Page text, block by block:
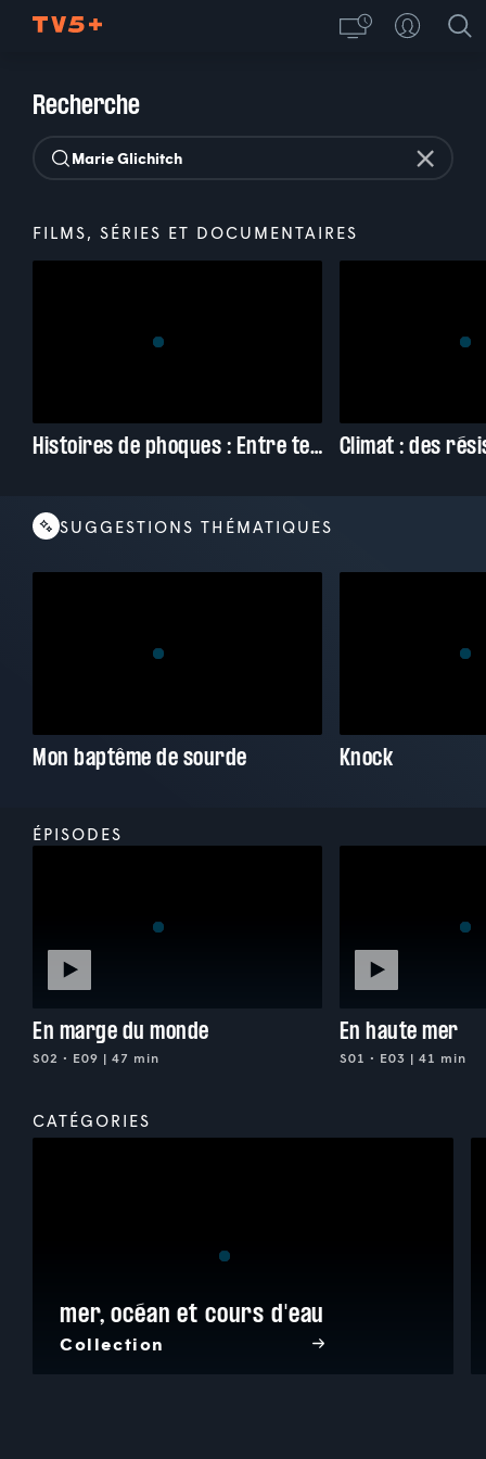
Recherche
FILMS, SÉRIES ET DOCUMENTAIRES
Histoires de phoques : Entre terre et mer
SUGGESTIONS THÉMATIQUES
Mon baptême de sourde Knock
ÉPISODES
En marge du monde
S02 • E09 | 47 min
En haute mer
S01 • E03 | 41 min
CATÉGORIES
mer, océan et cours d'eau
Collection